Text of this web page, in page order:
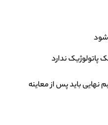
پاتولوژیک ندارد
نهایی باید پس از معاینه